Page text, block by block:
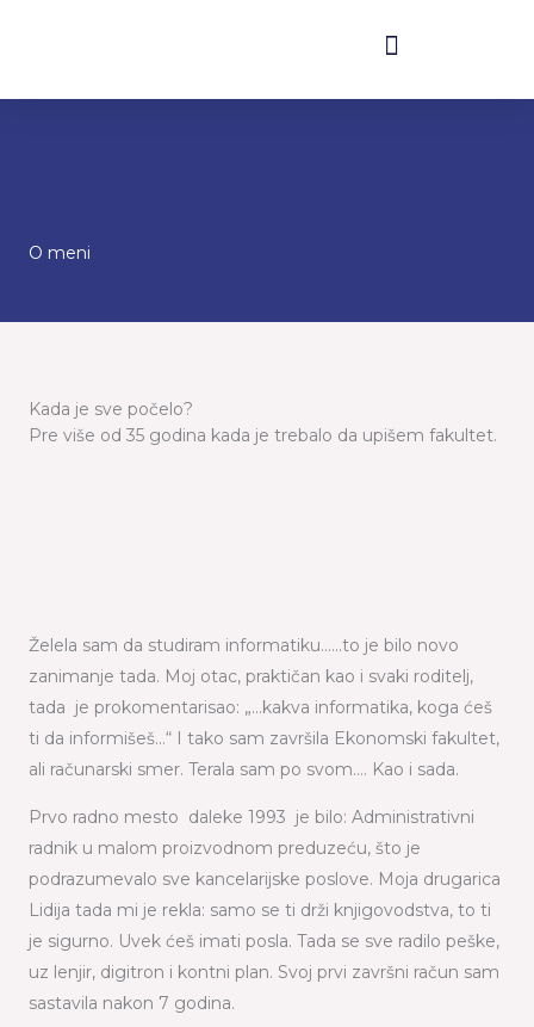
O meni
Kada je sve počelo?
Pre više od 35 godina kada je trebalo da upišem fakultet.
Želela sam da studiram informatiku……to je bilo novo
zanimanje tada. Moj otac, praktičan kao i svaki roditelj,
tada je prokomentarisao: „…kakva informatika, koga ćeš
ti da informišeš…“ I tako sam završila Ekonomski fakultet,
ali računarski smer. Terala sam po svom…. Kao i sada.
Prvo radno mesto daleke 1993 je bilo: Administrativni
radnik u malom proizvodnom preduzeću, što je
podrazumevalo sve kancelarijske poslove. Moja drugarica
Lidija tada mi je rekla: samo se ti drži knjigovodstva, to ti
je sigurno. Uvek ćeš imati posla. Tada se sve radilo peške,
uz lenjir, digitron i kontni plan. Svoj prvi završni račun sam
sastavila nakon 7 godina.